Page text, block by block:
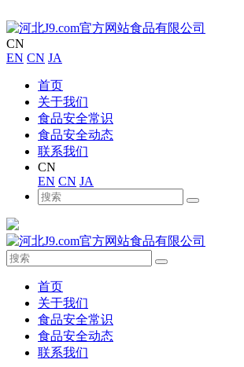
CN
EN CN JA
首页
关于我们
食品安全常识
食品安全动态
联系我们
CN
EN CN JA
首页
关于我们
食品安全常识
食品安全动态
联系我们